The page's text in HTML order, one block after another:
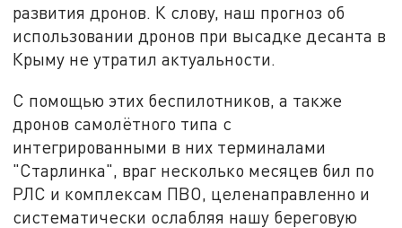
развития дронов. К слову, наш прогноз об
использовании дронов при высадке десанта в
Крыму не утратил актуальности.
С помощью этих беспилотников, а также
дронов самолётного типа с
интегрированными в них терминалами
"Старлинка", враг несколько месяцев бил по
РЛС и комплексам ПВО, целенаправленно и
систематически ослабляя нашу береговую